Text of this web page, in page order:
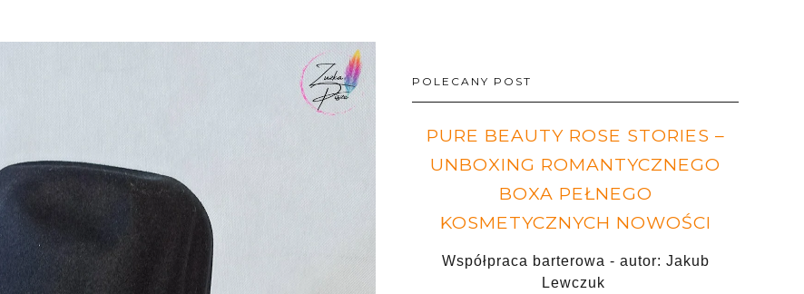
POLECANY POST
PURE BEAUTY ROSE STORIES –
UNBOXING ROMANTYCZNEGO
BOXA PEŁNEGO
KOSMETYCZNYCH NOWOŚCI
Współpraca barterowa - autor: Jakub
Lewczuk